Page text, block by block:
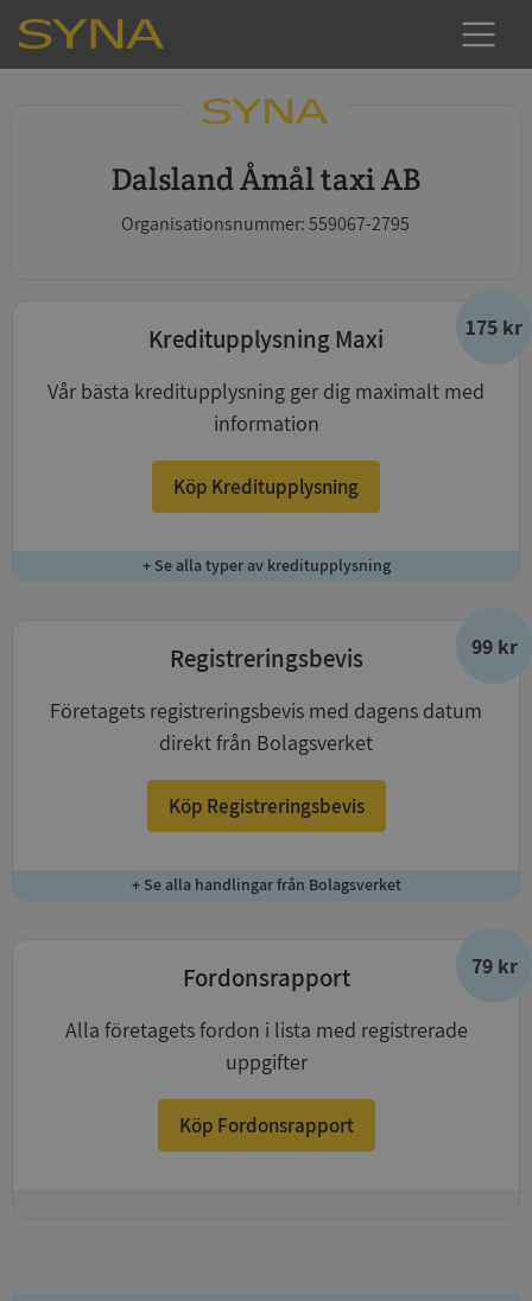
Dalsland Åmål taxi AB
Organisationsnummer: 559067-2795
175 kr
Kreditupplysning Maxi
Vår bästa kreditupplysning ger dig maximalt med
information
Köp Kreditupplysning
+ Se alla typer av kreditupplysning
99 kr
Registreringsbevis
Företagets registreringsbevis med dagens datum
direkt från Bolagsverket
Köp Registreringsbevis
+ Se alla handlingar från Bolagsverket
79 kr
Fordonsrapport
Alla företagets fordon i lista med registrerade
uppgifter
Köp Fordonsrapport